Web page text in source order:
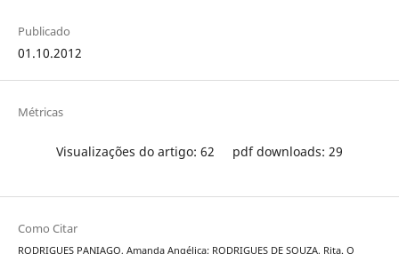
Publicado
01.10.2012
Métricas
Visualizações do artigo: 62 pdf downloads: 29
Como Citar
RODRIGUES PANIAGO, Amanda Angélica; RODRIGUES DE SOUZA, Rita. O